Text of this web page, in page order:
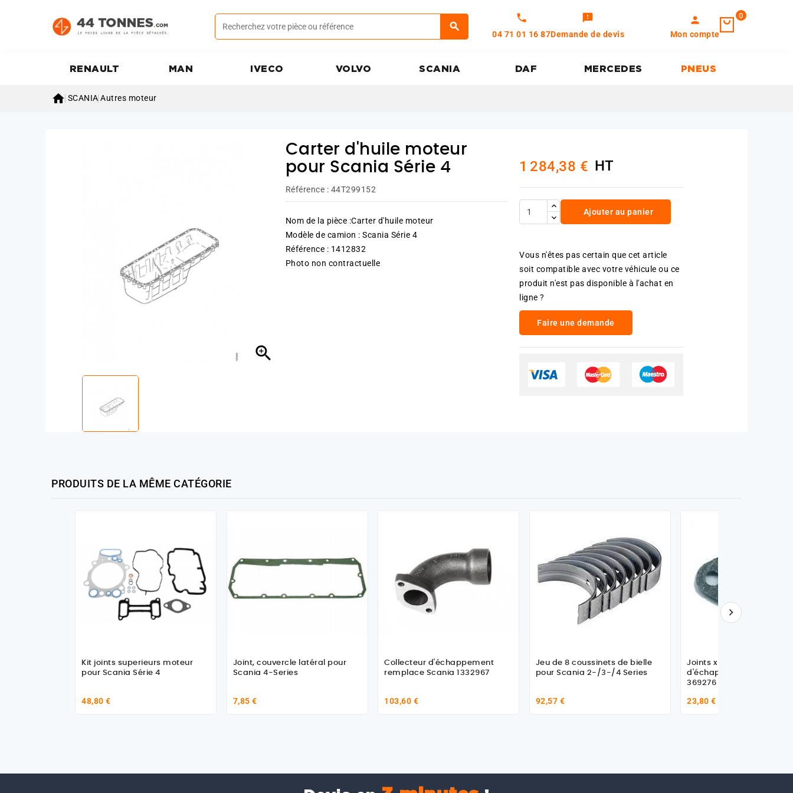
call
04 71 01 16 87
feedback
Demande de devis
person
Mon compte
0
RENAULT MAN IVECO VOLVO SCANIA DAF MERCEDES PNEUS
 SCANIA Autres moteur

Carter d'huile moteur
pour Scania Série 4
Référence : 44T299152
Nom de la pièce :Carter d'huile moteur
Modèle de camion : Scania Série 4
Référence : 1412832
Photo non contractuelle
1 284,38 € HT
Ajouter au panier
Vous n'êtes pas certain que cet article
soit compatible avec votre véhicule ou ce
produit n'est pas disponible à l'achat en
ligne ?
Faire une demande
PRODUITS DE LA MÊME CATÉGORIE
Kit joints superieurs moteur
pour Scania Série 4
48,80 €
Joint, couvercle latéral pour
Scania 4-Series
7,85 €
Collecteur d'échappement
remplace Scania 1332967
103,60 €
Jeu de 8 coussinets de bielle
pour Scania 2-/3-/4 Series
92,57 €
Joints x 8 collecteur
d'échappement pour
369276
23,80 €
